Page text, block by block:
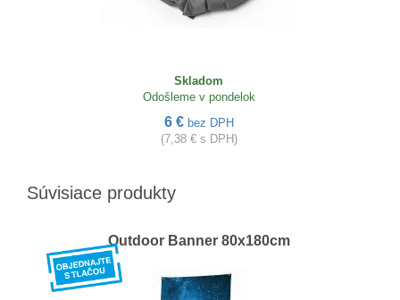
Skladom
Odošleme v pondelok
6 € bez DPH
(7,38 € s DPH)
Súvisiace produkty
Outdoor Banner 80x180cm